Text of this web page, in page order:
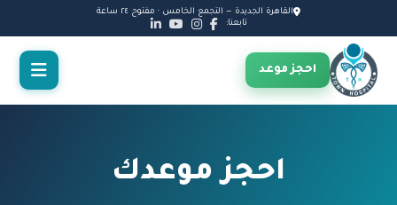
القاهرة الجديدة — التجمع الخامس · مفتوح ٢٤ ساعة
تابعنا:
احجز موعد
احجز موعدك